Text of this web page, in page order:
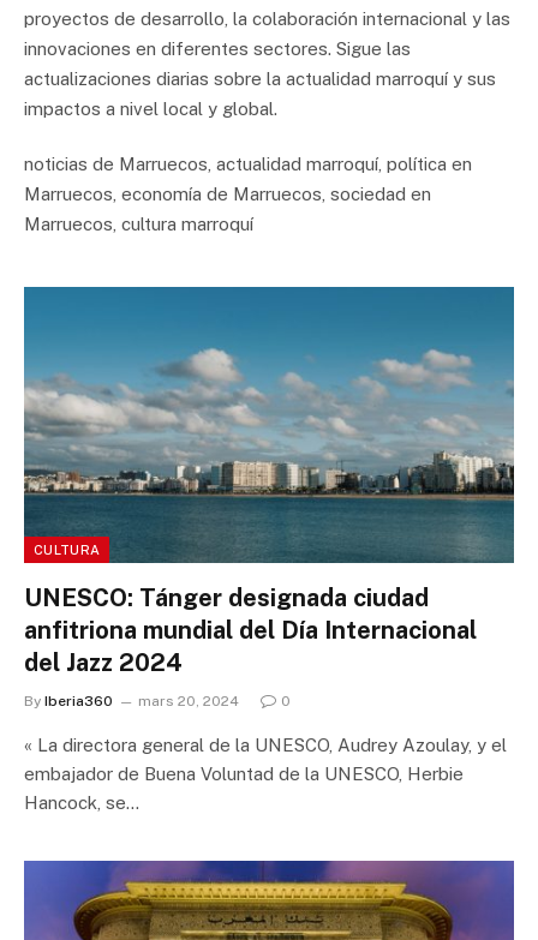
proyectos de desarrollo, la colaboración internacional y las
innovaciones en diferentes sectores. Sigue las
actualizaciones diarias sobre la actualidad marroquí y sus
impactos a nivel local y global.
noticias de Marruecos, actualidad marroquí, política en
Marruecos, economía de Marruecos, sociedad en
Marruecos, cultura marroquí
CULTURA
UNESCO: Tánger designada ciudad
anfitriona mundial del Día Internacional
del Jazz 2024
By Iberia360 mars 20, 2024 0
« La directora general de la UNESCO, Audrey Azoulay, y el
embajador de Buena Voluntad de la UNESCO, Herbie
Hancock, se…